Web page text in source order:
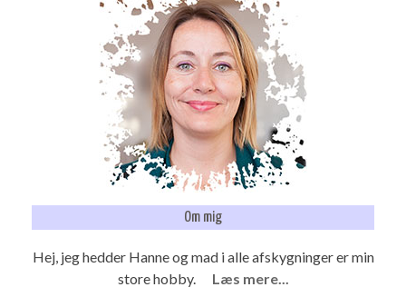
Om mig
Hej, jeg hedder Hanne og mad i alle afskygninger er min
store hobby. Læs mere...